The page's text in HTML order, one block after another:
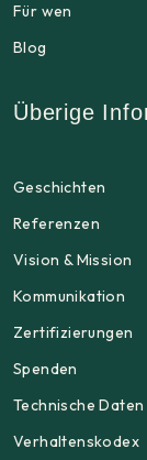
Für wen
Blog
Überige
Geschichten
Referenzen
Vision & Mission
Kommunikation
Zertifizierungen
Spenden
Technische Daten
Verhaltenskodex